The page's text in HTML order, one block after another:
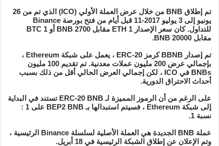
تم إطلاق BNB من خلال عرض العملة الأولي (ICO) الذي تم من 26
يونيو إلى 3 يوليو 2017-11 قبل أيام من فتح بورصة Binance
للتداول. كان سعر الإصدار 1 ETH مقابل 2700 BNB أو 1 BTC
مقابل 20000 BNB.
تم إصدار BBNB كرمز ERC-20 ، يعمل على شبكة Ethereum ،
بإجمالي عرض 200 مليون عملات معدنية. تم تقديم 100 مليون
BNBs في ICO ، لكن إجمالي العرض الحالي أقل من ذلك بسبب
أحداث الاحتراق الدورية.
على الرغم من أن الرموز المميزة لـ ERC-20 BNB تستند في البداية
إلى شبكة Ethereum ، فسيتم استبدالها بـ BEP2 BNB على 1 :
نسبة 1.
عملة BNB الجديدة هي العملة الأصلية لسلسلة Binance الرئيسية ،
وتم الإعلان عن إطلاق الشبكة الرئيسية في 18 أبريل.